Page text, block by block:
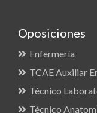
Oposiciones
Enfermería
TCAE Auxiliar
Técnico
Técnico